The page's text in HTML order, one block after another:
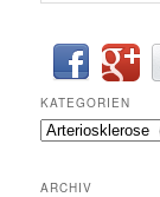
KATEGORIEN
Kategorien
ARCHIV